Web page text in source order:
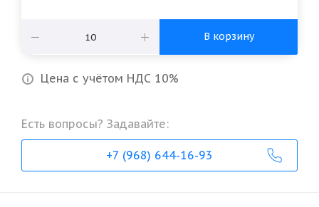
В корзину
Цена с учётом НДС 10%
Есть вопросы? Задавайте:
+7 (968) 644-16-93